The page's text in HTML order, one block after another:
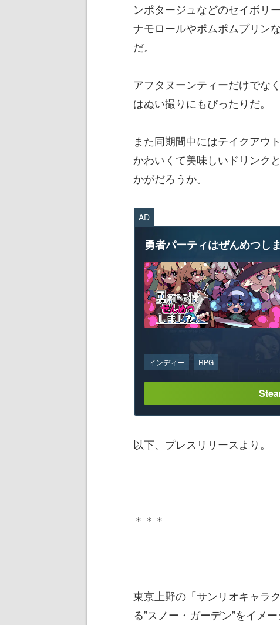
ンポタージュなどのセイボリ
ナモロールやポムポムプリン
だ。
アフタヌーンティーだけでな
はぬい撮りにもぴったりだ。
また同期間中にはテイクアウ
かわいくて美味しいドリンク
かがだろうか。
AD
勇者パーティはぜんめつしま
インディー RPG
以下、プレスリリースより。
＊＊＊
東京上野の「サンリオキャラ
る”スノー・ガーデン”をイメ